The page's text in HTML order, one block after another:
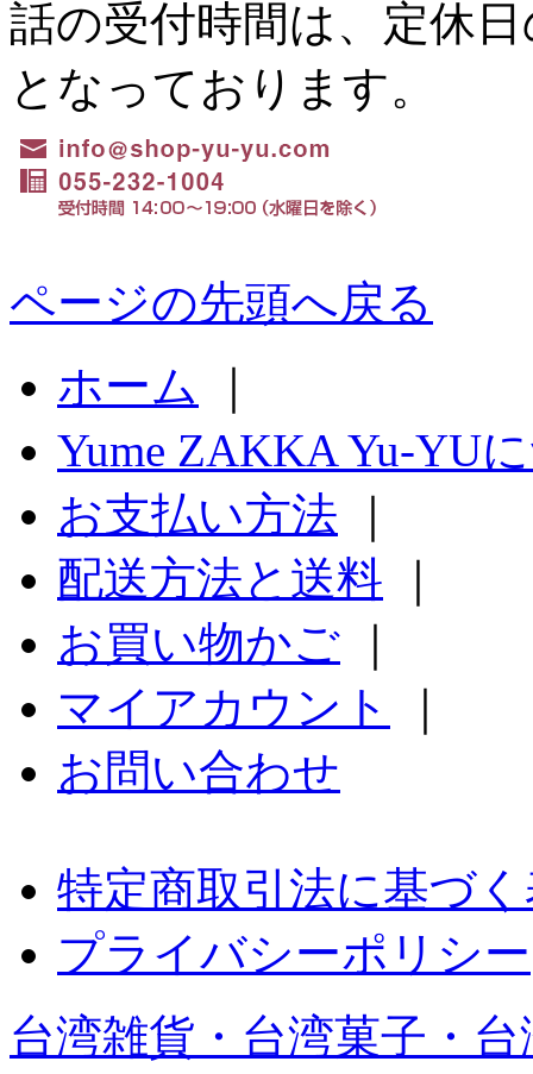
話の受付時間は、定休
となっております。
ページの先頭へ戻る
ホーム
Yume ZAKKA Yu-YU
お支払い方法
配送方法と送料
お買い物かご
マイアカウント
お問い合わせ
特定商取引法に基づ
プライバシーポリシー
台湾雑貨・台湾菓子・